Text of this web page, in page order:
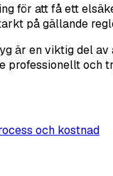
för att få ett
på gällande
är en viktig del av
professionellt och